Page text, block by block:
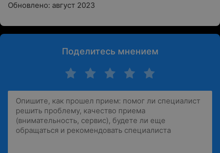
Обновлено: август 2023
Поделитесь мнением